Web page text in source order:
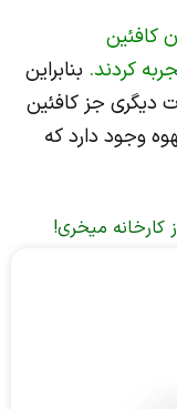
کافئین
کردند. بنابراین
دیگری جز کافئین
وجود دارد که
کارخانه میخری!